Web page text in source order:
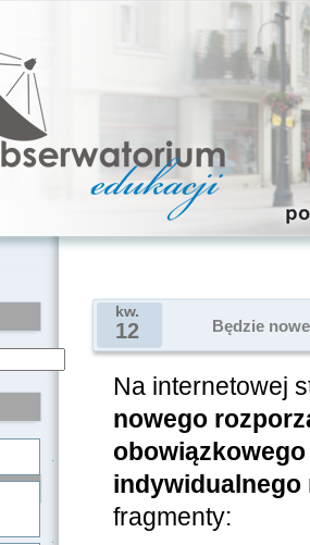
kw.
12 Będzie
Na internetowej
nowego
indywidualnego
fragmenty: